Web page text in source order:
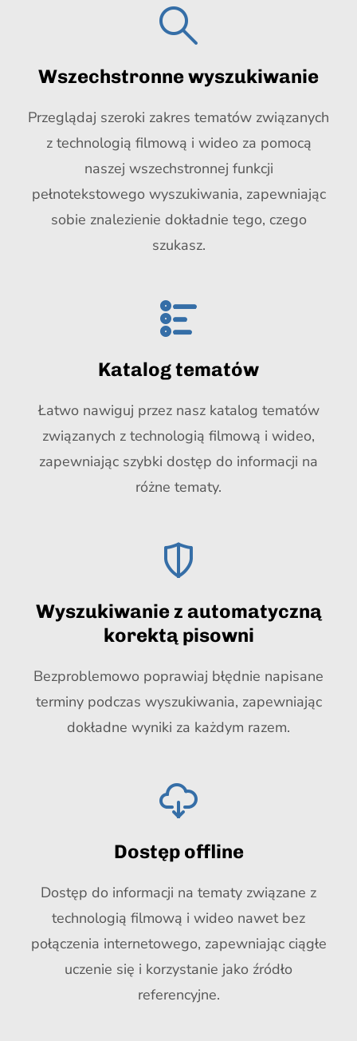
Wszechstronne wyszukiwanie
Przeglądaj szeroki zakres tematów związanych
z technologią filmową i wideo za pomocą
naszej wszechstronnej funkcji
pełnotekstowego wyszukiwania, zapewniając
sobie znalezienie dokładnie tego, czego
szukasz.
Katalog tematów
Łatwo nawiguj przez nasz katalog tematów
związanych z technologią filmową i wideo,
zapewniając szybki dostęp do informacji na
różne tematy.
Wyszukiwanie z automatyczną
korektą pisowni
Bezproblemowo poprawiaj błędnie napisane
terminy podczas wyszukiwania, zapewniając
dokładne wyniki za każdym razem.
Dostęp offline
Dostęp do informacji na tematy związane z
technologią filmową i wideo nawet bez
połączenia internetowego, zapewniając ciągłe
uczenie się i korzystanie jako źródło
referencyjne.